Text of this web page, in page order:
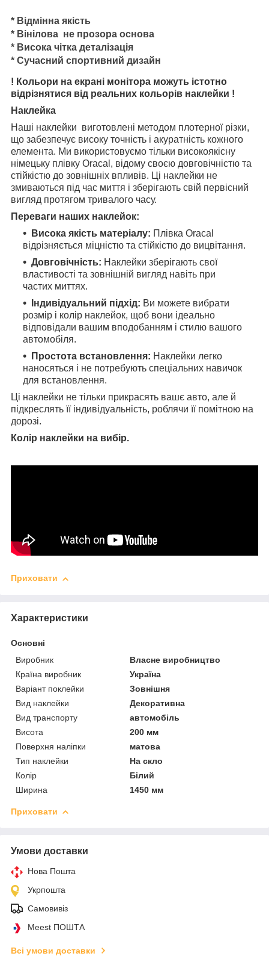
* Відмінна якість
* Вінілова не прозора основа
* Висока чітка деталізація
* Сучасний спортивний дизайн
! Кольори на екрані монітора можуть істотно
відрізнятися від реальних кольорів наклейки !
Наклейка
Наші наклейки виготовлені методом плотерної різки,
що забезпечує високу точність і акуратність кожного
елемента. Ми використовуємо тільки високоякісну
німецьку плівку Oracal, відому своєю довговічністю та
стійкістю до зовнішніх впливів. Ці наклейки не
змиваються під час миття і зберігають свій первісний
вигляд протягом тривалого часу.
Переваги наших наклейок:
Висока якість матеріалу: Плівка Oracal
відрізняється міцністю та стійкістю до вицвітання.
Довговічність: Наклейки зберігають свої
властивості та зовнішній вигляд навіть при
частих миттях.
Індивідуальний підхід: Ви можете вибрати
розмір і колір наклейок, щоб вони ідеально
відповідали вашим вподобанням і стилю вашого
автомобіля.
Простота встановлення: Наклейки легко
наносяться і не потребують спеціальних навичок
для встановлення.
Ці наклейки не тільки прикрасять вашє авто, але й
підкреслять її індивідуальність, роблячи її помітною на
дорозі.
Колір наклейки на вибір.
Приховати
Характеристики
Основні
Виробник
Власне виробництво
Країна виробник
Україна
Варіант поклейки
Зовнішня
Вид наклейки
Декоративна
Вид транспорту
автомобіль
Висота
200 мм
Поверхня наліпки
матова
Тип наклейки
На скло
Колір
Білий
Ширина
1450 мм
Приховати
Умови доставки
Нова Пошта
Укрпошта
Самовивіз
Meest ПОШТА
Всі умови доставки